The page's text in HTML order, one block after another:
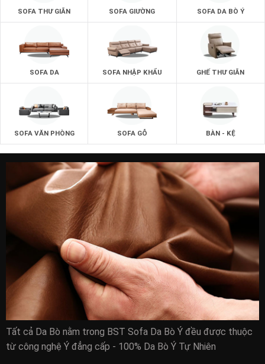
SOFA THƯ GIÃN SOFA GIƯỜNG SOFA DA BÒ Ý
SOFA DA SOFA NHẬP KHẨU GHẾ THƯ GIÃN
SOFA VĂN PHÒNG SOFA GỖ BÀN - KỆ
Tất cả Da Bò nằm trong BST Sofa Da Bò Ý đều được thuộc
từ công nghệ Ý đẳng cấp - 100% Da Bò Ý Tự Nhiên